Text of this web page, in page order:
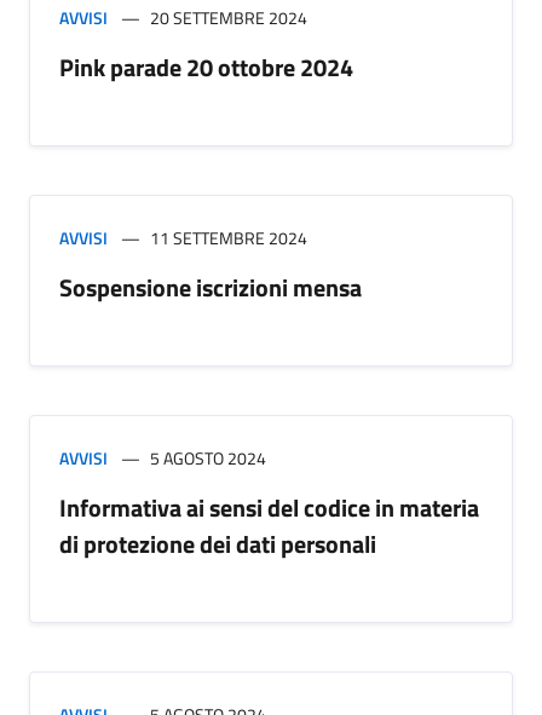
AVVISI 20 SETTEMBRE 2024
Pink parade 20 ottobre 2024
AVVISI 11 SETTEMBRE 2024
Sospensione iscrizioni mensa
AVVISI 5 AGOSTO 2024
Informativa ai sensi del codice in materia
di protezione dei dati personali